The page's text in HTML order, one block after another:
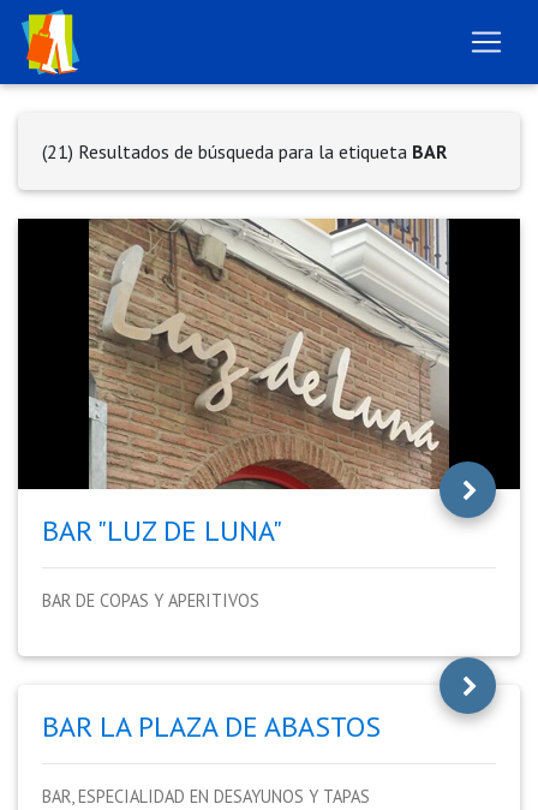
(21) Resultados de búsqueda para la etiqueta BAR
BAR "LUZ DE LUNA"
BAR DE COPAS Y APERITIVOS
BAR LA PLAZA DE ABASTOS
BAR, ESPECIALIDAD EN DESAYUNOS Y TAPAS